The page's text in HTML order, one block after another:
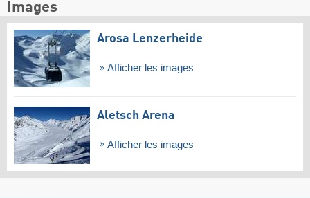
Images
Arosa Lenzerheide
Afficher les images
Aletsch Arena
Afficher les images